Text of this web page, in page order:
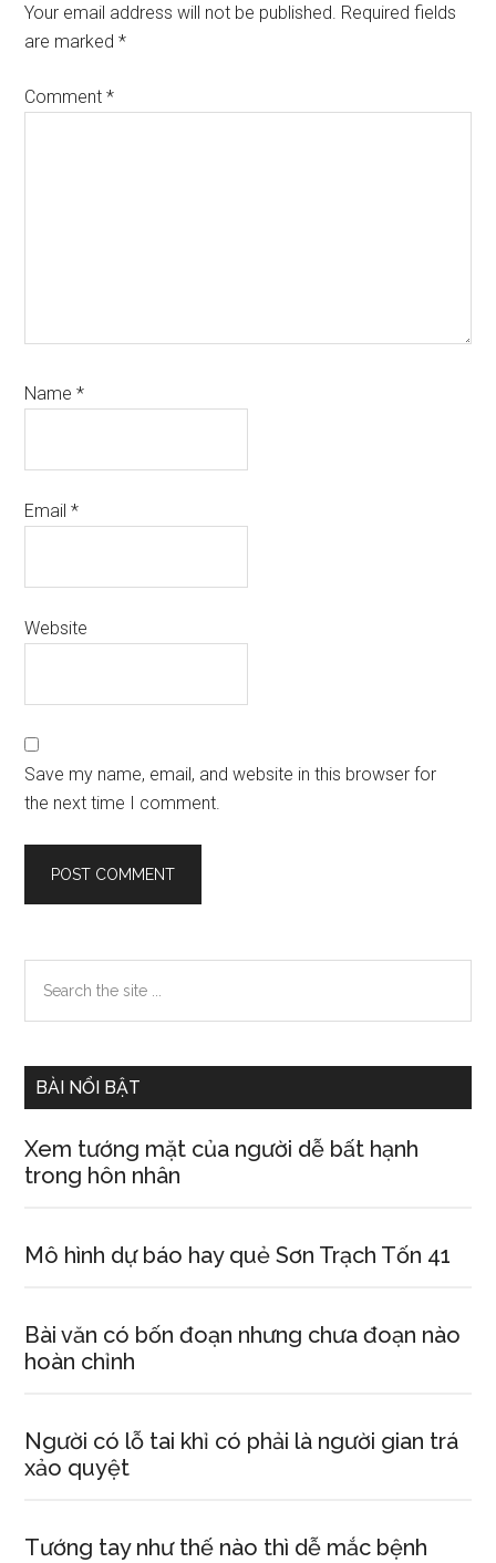
Interactions
Your email address will not be published. Required fields
are marked*
Comment*
Name*
Email*
Website
Save my name, email, and website in this browser for
the next time I comment.
Primary
Sidebar
the
BÀI NỔI BẬT
Xem tướng mặt của người dễ bất hạnh
trong hôn nhân
Mô hình dự báo hay quẻ Sơn Trạch Tốn 41
Bài văn có bốn đoạn nhưng chưa đoạn nào
hoàn chỉnh
Người có lỗ tai khỉ có phải là người gian trá
xảo quyệt
Tướng tay như thế nào thì dễ mắc bệnh